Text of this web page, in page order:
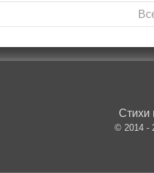
Стихи
© 2014 -